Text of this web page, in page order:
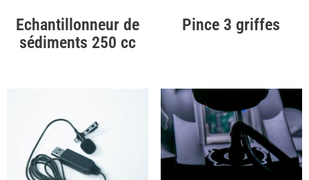
Echantillonneur de
sédiments 250 cc
Pince 3 griffes